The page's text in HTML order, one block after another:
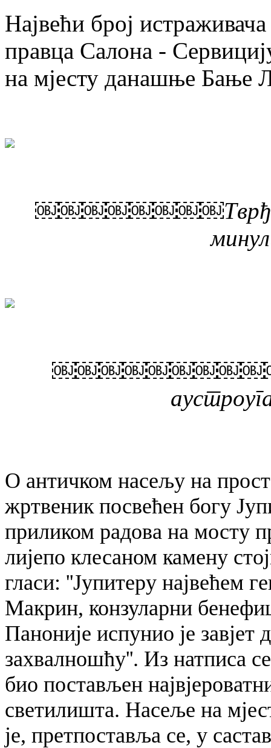
Највећи број
правца Салона -
на мјесту данашње Бање
￼￼￼￼￼￼￼￼Тврђава
О античком насељу на
жртвеник посвећен богу
приликом радова на мосту
лијепо клесаном камену
гласи: ''Јупитеру највећем
Макрин, конзуларни
Паноније испунио је
захвалношћу''. Из натписа
био постављен
светилишта. Насеље на
је, претпоставља се, у